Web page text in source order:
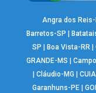
Angra dos Reis-
Barretos-SP
SP
Boa Vista-RR |
GRANDE-MS
Cláudio-MG
Garanhuns-PE |